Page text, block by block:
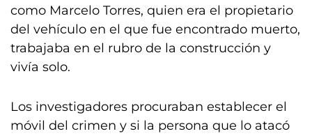
como Marcelo Torres, quien era el propietario
del vehículo en el que fue encontrado muerto,
trabajaba en el rubro de la construcción y
vivía solo.
Los investigadores procuraban establecer el
móvil del crimen y si la persona que lo atacó